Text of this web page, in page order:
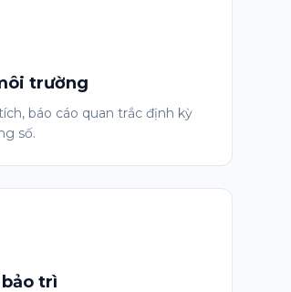
trường
báo cáo quan trắc định kỳ
số.
trì